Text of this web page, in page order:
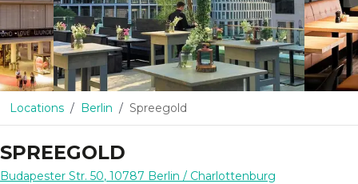
Locations Berlin Spreegold
SPREEGOLD
Budapester Str. 50, 10787 Berlin / Charlottenburg